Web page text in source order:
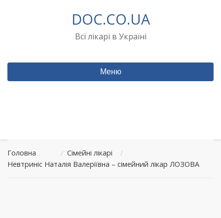
DOC.CO.UA
Всі лікарі в Україні
Меню
Головна / Сімейні лікарі
/
Невтриніс Наталія Валеріївна – сімейний лікар ЛОЗОВА